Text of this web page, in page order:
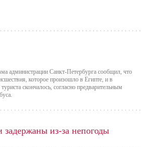
администрации Санкт-Петербурга сообщил, что
которое произошло в Египте, и в
скончалось, согласно предварительным
из-за непогоды